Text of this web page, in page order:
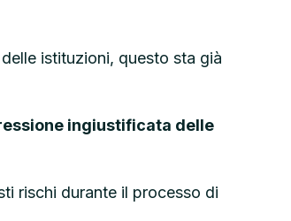
istituzioni, questo sta già
ingiustificata delle
rischi durante il processo di